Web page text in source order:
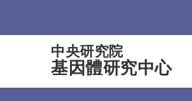
中央研究院
基因體研究中心